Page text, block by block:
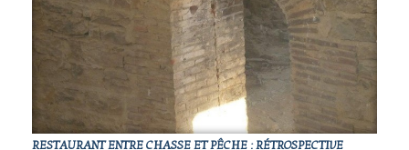
RESTAURANT ENTRE CHASSE ET PÊCHE : RÉTROSPECTIVE